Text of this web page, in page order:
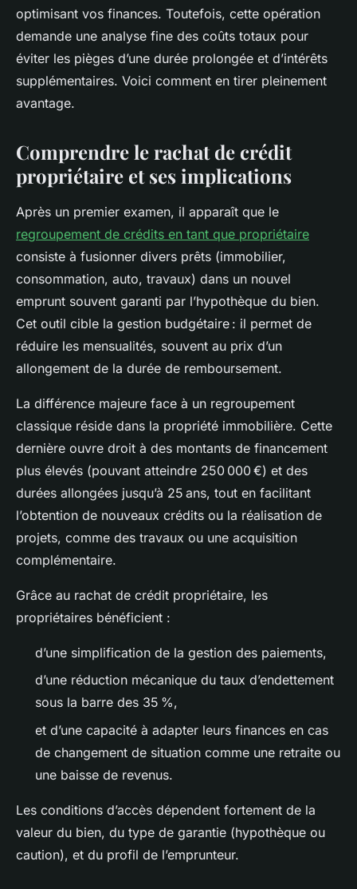
Ali•6 juillet 2025 •9 min de lecture
optimisant vos finances. Toutefois, cette opération
demande une analyse fine des coûts totaux pour
éviter les pièges d’une durée prolongée et d’intérêts
supplémentaires. Voici comment en tirer pleinement
avantage.
Comprendre le rachat de crédit
propriétaire et ses implications
Après un premier examen, il apparaît que le
regroupement de crédits en tant que propriétaire
consiste à fusionner divers prêts (immobilier,
consommation, auto, travaux) dans un nouvel
emprunt souvent garanti par l’hypothèque du bien.
Cet outil cible la gestion budgétaire : il permet de
réduire les mensualités, souvent au prix d’un
allongement de la durée de remboursement.
La différence majeure face à un regroupement
classique réside dans la propriété immobilière. Cette
dernière ouvre droit à des montants de financement
plus élevés (pouvant atteindre 250 000 €) et des
durées allongées jusqu’à 25 ans, tout en facilitant
l’obtention de nouveaux crédits ou la réalisation de
projets, comme des travaux ou une acquisition
complémentaire.
Grâce au rachat de crédit propriétaire, les
propriétaires bénéficient :
d’une simplification de la gestion des paiements,
d’une réduction mécanique du taux d’endettement
sous la barre des 35 %,
et d’une capacité à adapter leurs finances en cas
de changement de situation comme une retraite ou
une baisse de revenus.
Les conditions d’accès dépendent fortement de la
valeur du bien, du type de garantie (hypothèque ou
caution), et du profil de l’emprunteur.